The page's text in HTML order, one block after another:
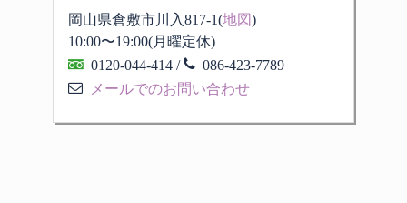
岡山県倉敷市川入817-1(地図)
10:00〜19:00(月曜定休)
0120-044-414 /
086-423-7789
メールでのお問い合わせ